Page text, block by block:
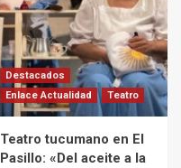
Destacados
Enlace Actualidad
Teatro
Teatro tucumano en El
Pasillo: «Del aceite a la